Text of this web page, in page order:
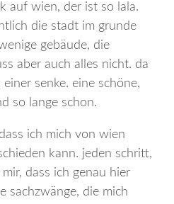
auf wien, der ist so lala.
die stadt im grunde
gebäude, die
aber auch alles nicht. da
senke. eine schöne,
so lange schon.
ich mich von wien
kann. jeden schritt,
dass ich genau hier
sachzwänge, die mich